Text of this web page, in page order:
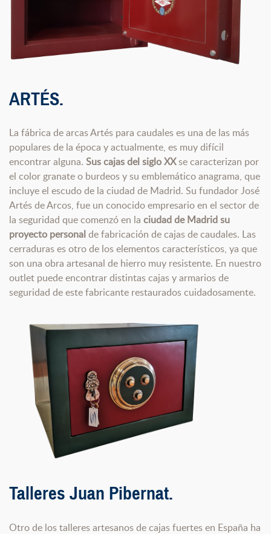
ARTÉS.
La fábrica de arcas Artés para caudales es una de las más
populares de la época y actualmente, es muy difícil
encontrar alguna. Sus cajas del siglo XXse caracterizan por
el color granate o burdeos y su emblemático anagrama, que
incluye el escudo de la ciudad de Madrid. Su fundador José
Artés de Arcos, fue un conocido empresario en el sector de
la seguridad que comenzó en la ciudad de Madrid su
proyecto personalde fabricación de cajas de caudales. Las
cerraduras es otro de los elementos característicos, ya que
son una obra artesanal de hierro muy resistente. En nuestro
outlet puede encontrar distintas cajas y armarios de
seguridad de este fabricante restaurados cuidadosamente.
Talleres Juan Pibernat.
Otro de los talleres artesanos de cajas fuertes en España ha